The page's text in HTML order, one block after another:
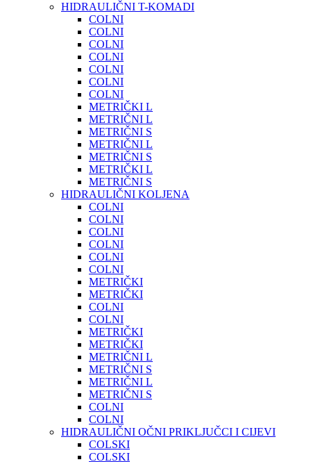
HIDRAULIČNI T-KOMADI
COLNI
COLNI
COLNI
COLNI
COLNI
COLNI
COLNI
METRIČKI L
METRIČNI L
METRIČNI S
METRIČNI L
METRIČNI S
METRIČKI L
METRIČNI S
HIDRAULIČNI KOLJENA
COLNI
COLNI
COLNI
COLNI
COLNI
COLNI
METRIČKI
METRIČKI
COLNI
COLNI
METRIČKI
METRIČKI
METRIČNI L
METRIČNI S
METRIČNI L
METRIČNI S
COLNI
COLNI
HIDRAULIČNI OČNI PRIKLJUČCI I CIJEVI
COLSKI
COLSKI